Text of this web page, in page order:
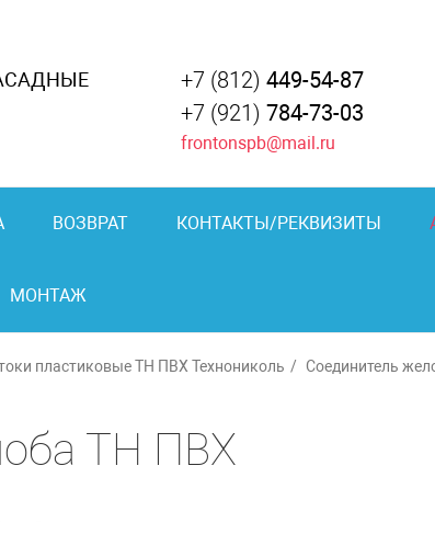
+7 (812) 449-54-87
+7 (921) 784-73-03
frontonspb@mail.ru
ВОЗВРАТ КОНТАКТЫ/РЕКВИЗИТЫ
МОНТАЖ
пластиковые ТН ПВХ Технониколь Соединитель
ТН ПВХ